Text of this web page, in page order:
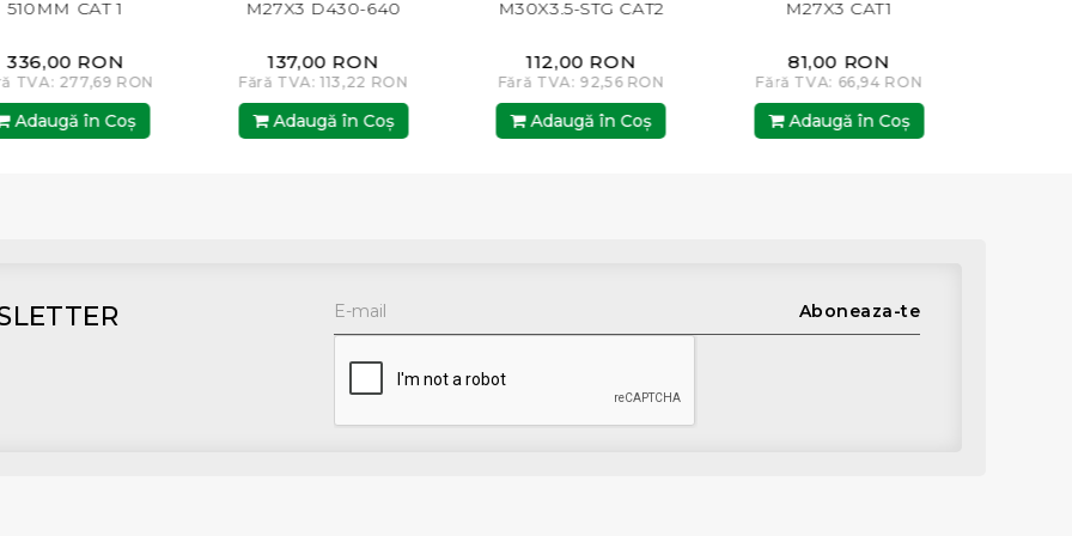
CAT 1
RON
277,69 RON
în Coş
M27X3 D430-640
137,00 RON
Fără TVA: 113,22 RON
Adaugă în Coş
M30X3.5-STG CAT2
112,00 RON
Fără TVA: 92,56 RON
Adaugă în Coş
M27X3 CAT1
81,00 RON
Fără TVA: 66,94 RON
Adaugă în Coş
Aboneaza-te